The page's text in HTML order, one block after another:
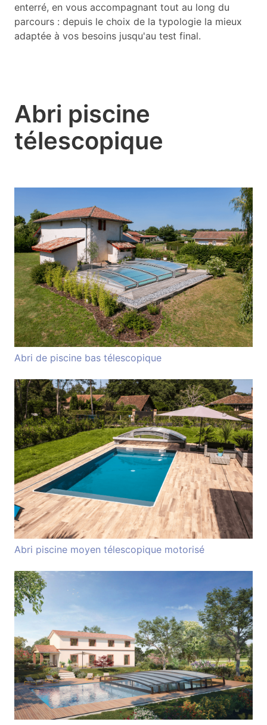
enterré, en vous accompagnant tout au long du
parcours : depuis le choix de la typologie la mieux
adaptée à vos besoins jusqu'au test final.
Abri piscine
télescopique
Abri de piscine bas télescopique
Abri piscine moyen télescopique motorisé